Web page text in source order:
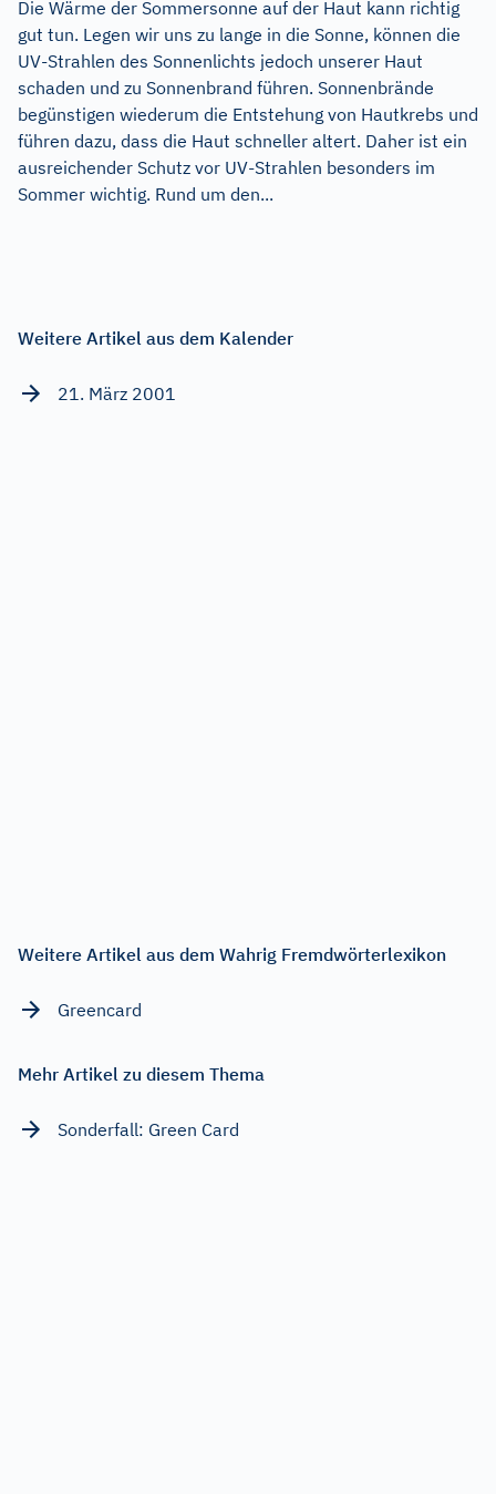
Die Wärme der Sommersonne auf der Haut kann richtig
gut tun. Legen wir uns zu lange in die Sonne, können die
UV-Strahlen des Sonnenlichts jedoch unserer Haut
schaden und zu Sonnenbrand führen. Sonnenbrände
begünstigen wiederum die Entstehung von Hautkrebs und
führen dazu, dass die Haut schneller altert. Daher ist ein
ausreichender Schutz vor UV-Strahlen besonders im
Sommer wichtig. Rund um den...
Weitere Artikel aus dem Kalender
21. März 2001
Weitere Artikel aus dem Wahrig Fremdwörterlexikon
Greencard
Mehr Artikel zu diesem Thema
Sonderfall: Green Card